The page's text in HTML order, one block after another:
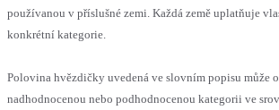
používanou v příslušné zemi. Každá země uplatňuje
konkrétní kategorie.
Polovina hvězdičky uvedená ve slovním popisu může
nadhodnocenou nebo podhodnocenou kategorii ve